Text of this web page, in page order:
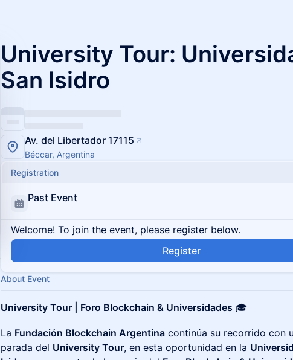
University Tour:
San Isidro
Av. del Libertador 17115
Béccar, Argentina
Registration
Past Event
Welcome! To join the event, please register below.
Register
About Event
University Tour | Foro Blockchain & Universidades 🎓
La Fundación Blockchain Argentina continúa su recorrido con
parada del University Tour, en esta oportunidad en la